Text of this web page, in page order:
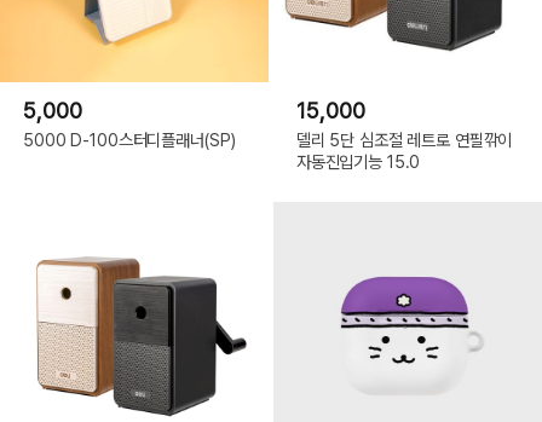
5,000
5000 D-100스터디플래너(SP)
15,000
델리 5단 심조절 레트로 연필깎이
자동진입기능 15.0